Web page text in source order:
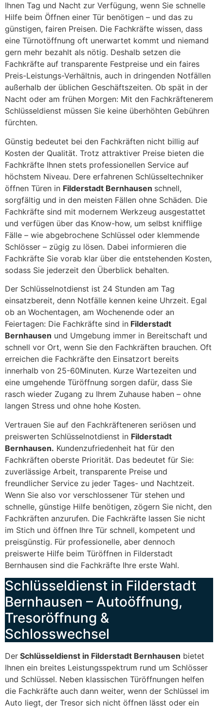
Ihnen Tag und Nacht zur Verfügung, wenn Sie schnelle
Hilfe beim Öffnen einer Tür benötigen – und das zu
günstigen, fairen Preisen. Die Fachkräfte wissen, dass
eine Türnotöffnung oft unerwartet kommt und niemand
gern mehr bezahlt als nötig. Deshalb setzen die
Fachkräfte auf transparente Festpreise und ein faires
Preis-Leistungs-Verhältnis, auch in dringenden Notfällen
außerhalb der üblichen Geschäftszeiten. Ob spät in der
Nacht oder am frühen Morgen: Mit den Fachkräftenerem
Schlüsseldienst müssen Sie keine überhöhten Gebühren
fürchten.
Günstig bedeutet bei den Fachkräften nicht billig auf
Kosten der Qualität. Trotz attraktiver Preise bieten die
Fachkräfte Ihnen stets professionellen Service auf
höchstem Niveau. Dere erfahrenen Schlüsseltechniker
öffnen Türen in Filderstadt Bernhausen schnell,
sorgfältig und in den meisten Fällen ohne Schäden. Die
Fachkräfte sind mit modernem Werkzeug ausgestattet
und verfügen über das Know-how, um selbst knifflige
Fälle – wie abgebrochene Schlüssel oder klemmende
Schlösser – zügig zu lösen. Dabei informieren die
Fachkräfte Sie vorab klar über die entstehenden Kosten,
sodass Sie jederzeit den Überblick behalten.
Der Schlüsselnotdienst ist 24 Stunden am Tag
einsatzbereit, denn Notfälle kennen keine Uhrzeit. Egal
ob an Wochentagen, am Wochenende oder an
Feiertagen: Die Fachkräfte sind in Filderstadt
Bernhausen und Umgebung immer in Bereitschaft und
schnell vor Ort, wenn Sie den Fachkräften brauchen. Oft
erreichen die Fachkräfte den Einsatzort bereits
innerhalb von 25-60Minuten. Kurze Wartezeiten und
eine umgehende Türöffnung sorgen dafür, dass Sie
rasch wieder Zugang zu Ihrem Zuhause haben – ohne
langen Stress und ohne hohe Kosten.
Vertrauen Sie auf den Fachkräfteneren seriösen und
preiswerten Schlüsselnotdienst in Filderstadt
Bernhausen. Kundenzufriedenheit hat für den
Fachkräften oberste Priorität. Das bedeutet für Sie:
zuverlässige Arbeit, transparente Preise und
freundlicher Service zu jeder Tages- und Nachtzeit.
Wenn Sie also vor verschlossener Tür stehen und
schnelle, günstige Hilfe benötigen, zögern Sie nicht, den
Fachkräften anzurufen. Die Fachkräfte lassen Sie nicht
im Stich und öffnen Ihre Tür schnell, kompetent und
preisgünstig. Für professionelle, aber dennoch
preiswerte Hilfe beim Türöffnen in Filderstadt
Bernhausen sind die Fachkräfte Ihre erste Wahl.
Schlüsseldienst in Filderstadt
Bernhausen – Autoöffnung,
Tresoröffnung &
Schlosswechsel
Der Schlüsseldienst in Filderstadt Bernhausen bietet
Ihnen ein breites Leistungsspektrum rund um Schlösser
und Schlüssel. Neben klassischen Türöffnungen helfen
die Fachkräfte auch dann weiter, wenn der Schlüssel im
Auto liegt, der Tresor sich nicht öffnen lässt oder ein